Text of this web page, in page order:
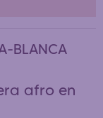
BLANCA
afro en